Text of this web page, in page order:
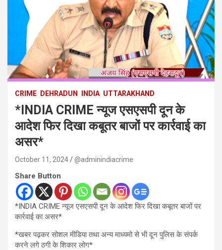
CRIME DEHRADUN INDIA UTTARAKHAND
*INDIA CRIME न्यूज एसएसपी दून के
आदेश फिर दिखा कबूतर बाजों पर कार्रवाई का
असर*
October 11, 2024 @adminindiacrime
Share Button
*INDIA CRIME न्यूज एसएसपी दून के आदेश फिर दिखा कबूतर बाजों पर
कार्रवाई का असर*
*खबर पढ़कर सोशल मीडिया तथा अन्य माध्यमो से भी दून पुलिस के संपर्क
करने लगे ठगी के शिकार लोग*